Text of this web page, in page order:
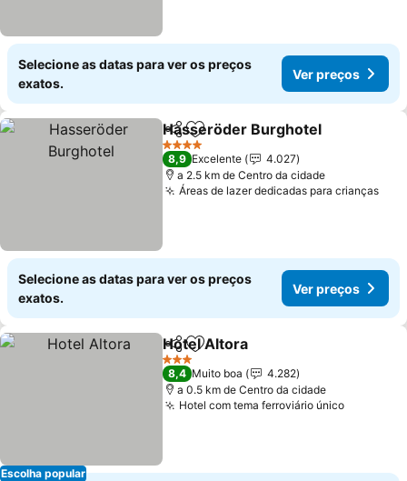
Selecione as datas para ver os preços
exatos.
Ver preços
PartilharAdicionar aos favoritos
Hasseröder Burghotel
4 Estrelas
8,9 Excelente
4.027
a 2.5 km de Centro da cidade
Áreas de lazer dedicadas para crianças
Selecione as datas para ver os preços
exatos.
Ver preços
Escolha popular
PartilharAdicionar aos favoritos
Hotel Altora
3 Estrelas
8,4 Muito boa
4.282
a 0.5 km de Centro da cidade
Hotel com tema ferroviário único